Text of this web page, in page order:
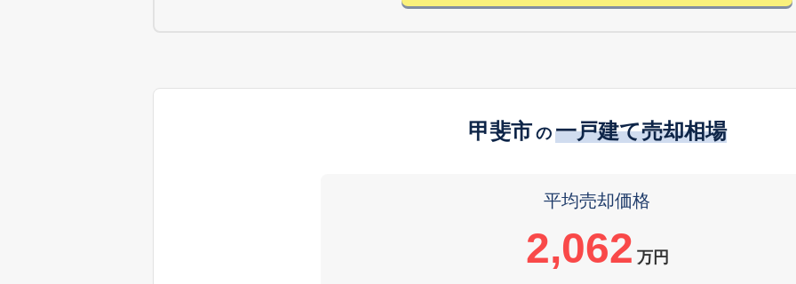
甲斐市 の 一戸建て売却相場
平均売却価格
2,062 万円